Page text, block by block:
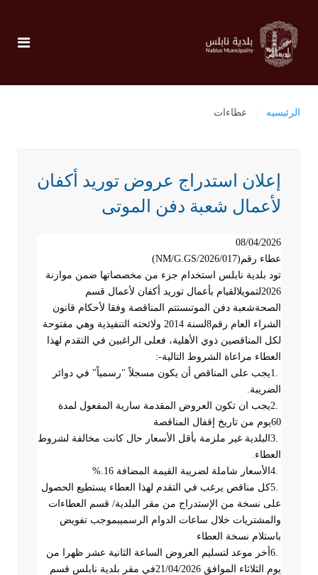
الرئيسيه عطاءات
إعلان استدراج عروض توريد أكفان
لأعمال شعبة دفن الموتى
08/04/2026
عطاء رقم(NM/G.GS/2026/017)
تود بلدية نابلس استخدام جزء من مخصصاتها ضمن موازنة
2026لتمويلالقيام بأعمال توريد أكفان لأعمال قسم
الصحةشعبة دفن الموتىستتم المناقصة وفقا لأحكام قانون
الشراء العام رقم8لسنة 2014 ولائحته التنفيذية وهي مفتوحة
لكل المناقصين ذوي الأهلية، فعلى الراغبين في التقدم لهذا
العطاء مراعاة الشروط التالية:-
1.يجب على المناقص أن يكون مسجلاً "رسمياً" في دوائر
الضريبة.
2.يجب ان تكون العروض المقدمة سارية المفعول لمدة
60يوم من تاريخ إقفال المناقصة
3. البلدية غير ملزمة بأقل الأسعار حال كانت مخالفة لشروط
العطاء.
4. الأسعار شاملة لضريبة القيمة المضافة 16
%.
5.كل مناقص يرغب في التقدم لهذا العطاء يستطيع الحصول
على نسخة من الإستدراج من مقر البلدية/ قسم العطاءات
والمشتريات خلال ساعات الدوام الرسميبموجب تفويض
باستلام نسخة العطاء
6. أخر موعد لتسليم العروض الساعة الثانية عشر ظهرا من
يوم الثلاثاء الموافق 21/04/2026في مقر بلدية نابلس قسم